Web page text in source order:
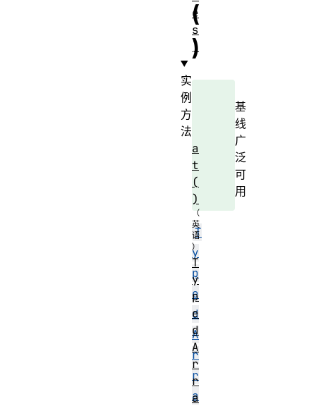
(
)
基
线
广
泛
可
用
T
y
p
e
d
A
r
r
a
e
s
]
实
例
方
法
a
t
(
)
T
y
p
e
d
A
r
r
a